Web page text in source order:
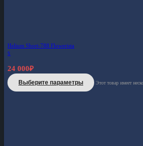
Helium Short-788 Flowerista
S
24 000₽
Выберите параметры Этот товар имеет